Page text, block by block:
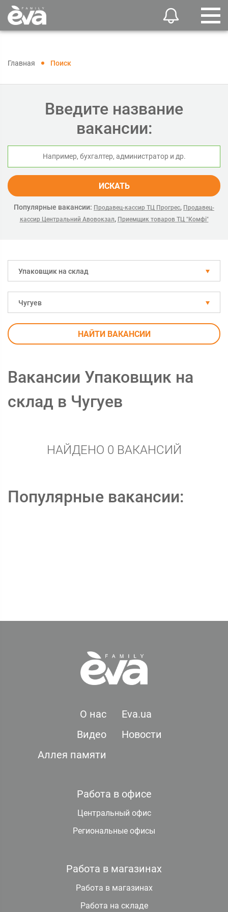
Главная Поиск
Введите название
вакансии:
ИСКАТЬ
Популярные вакансии: Продавец-кассир ТЦ Прогрес, Продавец-
кассир Центральний Авовокзал, Приемщик товаров ТЦ "Комфі"
Упаковщик на склад
Чугуев
НАЙТИ ВАКАНСИИ
Вакансии Упаковщик на
склад в Чугуев
НАЙДЕНО 0 ВАКАНСИЙ
Популярные вакансии:
О нас
Eva.ua
Видео
Новости
Аллея памяти
Работа в офисе
Центральный офис
Региональные офисы
Работа в магазинах
Работа в магазинах
Работа на складе